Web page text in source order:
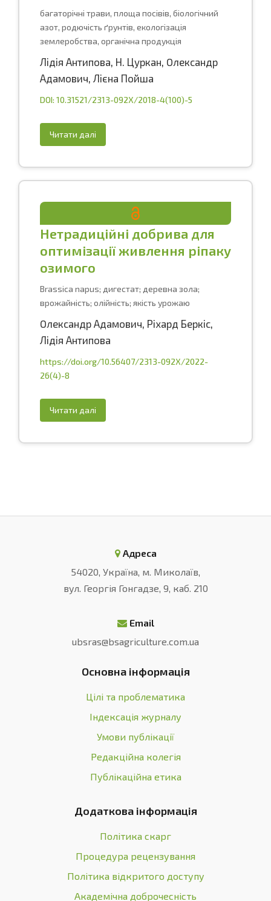
багаторічні трави, площа посівів, біологічний
азот, родючість ґрунтів, екологізація
землеробства, органічна продукція
Лідія Антипова, Н. Цуркан, Oлександр
Адамович, Лієна Пойша
DOI: 10.31521/2313-092X/2018-4(100)-5
Читати далі
Нетрадиційні добрива для
оптимізації живлення ріпаку
озимого
Brassica napus; дигестат; деревна зола;
врожайність; олійність; якість урожаю
Oлександр Адамович, Ріхард Беркіс,
Лідія Антипова
https://doi.org/10.56407/2313-092X/2022-
26(4)-8
Читати далі
Адреса
54020, Україна, м. Миколаїв,
вул. Георгія Гонгадзе, 9, каб. 210
Email
ubsras@bsagriculture.com.ua
Основна інформація
Цілі та проблематика
Індексація журналу
Умови публікації
Редакційна колегія
Публікаційна етика
Додаткова інформація
Політика скарг
Процедура рецензування
Політика відкритого доступу
Академічна доброчесність